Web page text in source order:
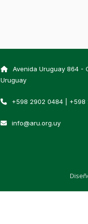
Avenida Uruguay 864 -
Uruguay
+598 2902 0484 | +598
info@aru.org.uy